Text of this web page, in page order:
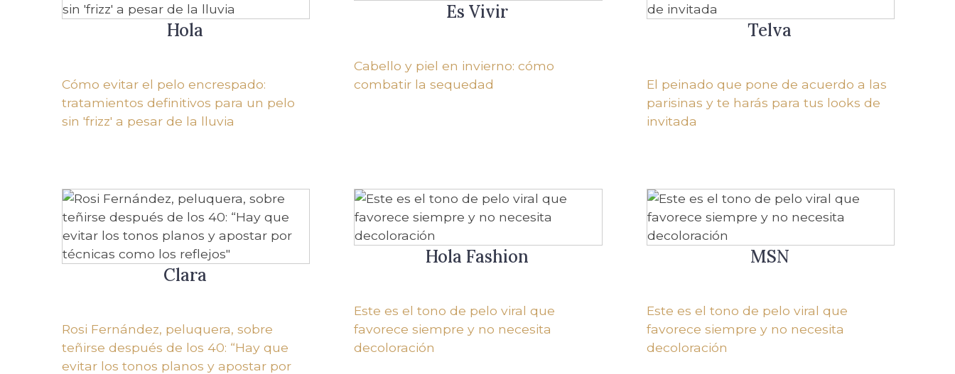
Hola
Cómo evitar el pelo encrespado:
tratamientos definitivos para un pelo
sin 'frizz' a pesar de la lluvia
Es Vivir
Cabello y piel en invierno: cómo
combatir la sequedad
Telva
El peinado que pone de acuerdo a las
parisinas y te harás para tus looks de
invitada
Clara
Rosi Fernández, peluquera, sobre
teñirse después de los 40: “Hay que
evitar los tonos planos y apostar por
Hola Fashion
Este es el tono de pelo viral que
favorece siempre y no necesita
decoloración
MSN
Este es el tono de pelo viral que
favorece siempre y no necesita
decoloración